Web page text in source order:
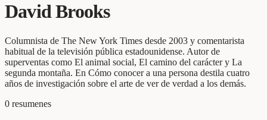
David Brooks
Columnista de The New York Times desde 2003 y comentarista
habitual de la televisión pública estadounidense. Autor de
superventas como El animal social, El camino del carácter y La
segunda montaña. En Cómo conocer a una persona destila cuatro
años de investigación sobre el arte de ver de verdad a los demás.
0 resumenes